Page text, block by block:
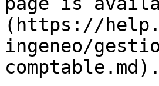
(https://
ingeneo/
comptable.md).